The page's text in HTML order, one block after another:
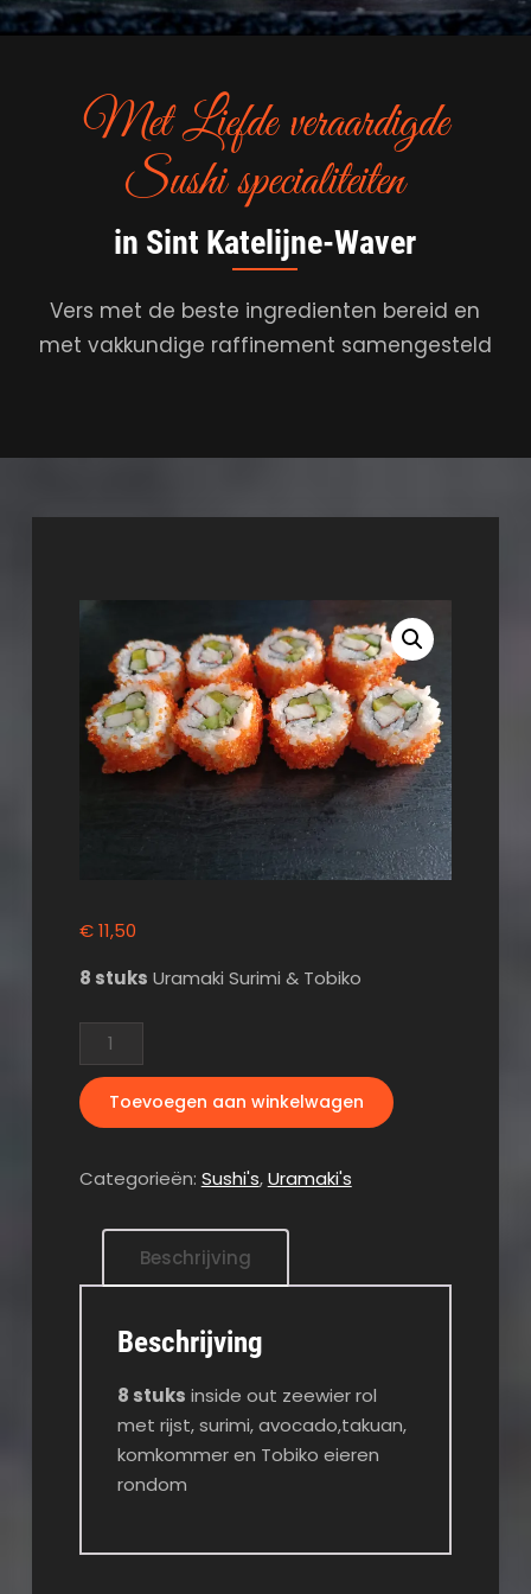
Met Liefde veraardigde
Sushi specialiteiten
in Sint Katelijne-Waver
Vers met de beste ingredienten bereid en
met vakkundige raffinement samengesteld
€11,50
8 stuks Uramaki Surimi & Tobiko
Uramaki
Surimi
&
TobikoToevoegen aan winkelwagen
Categorieën: Sushi's,Uramaki's
Beschrijving
Beschrijving
8 stuks inside out zeewier rol
met rijst, surimi, avocado,takuan,
komkommer en Tobiko eieren
rondom